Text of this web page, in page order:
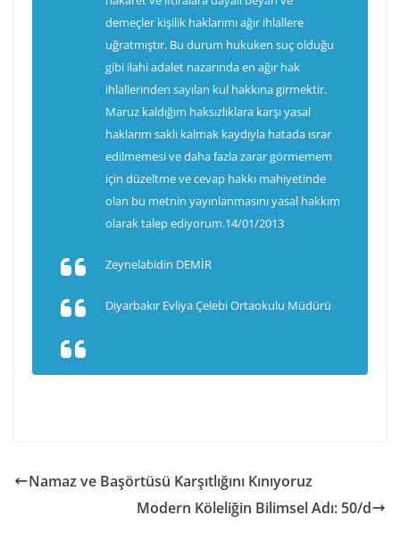
demeçler kişilik haklarımı ağır ihlallere
uğratmıştır. Bu durum hukuken suç olduğu
gibi ilahi adalet nazarında en ağır hak
ihlallerinden sayılan kul hakkına girmektir.
Maruz kaldığım haksızlıklara karşı yasal
haklarım saklı kalmak kaydıyla hatada ısrar
edilmemesi ve daha fazla zarar görmemem
için düzeltme ve cevap hakkı mahiyetinde
olan bu metnin yayınlanmasını yasal hakkım
olarak talep ediyorum.14/01/2013
Zeynelabidin DEMİR
Diyarbakır Evliya Çelebi Ortaokulu Müdürü
Namaz ve Başörtüsü Karşıtlığını Kınıyoruz
Modern Köleliğin Bilimsel Adı: 50/d